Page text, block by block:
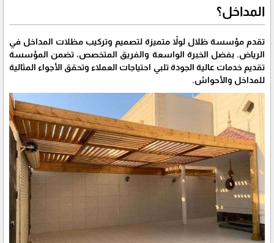
المداخل؟
تقدم مؤسسة ظلال لولاً متميزة لتصميم وتركيب مظلات المداخل في
الرياض. بفضل الخبرة الواسعة والفريق المتخصص، تضمن المؤسسة
تقديم خدمات عالية الجودة تلبي احتياجات العملاء وتحقق الأجواء المثالية
للمداخل والأحواش.